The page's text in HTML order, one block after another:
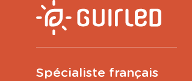
Spécialiste français